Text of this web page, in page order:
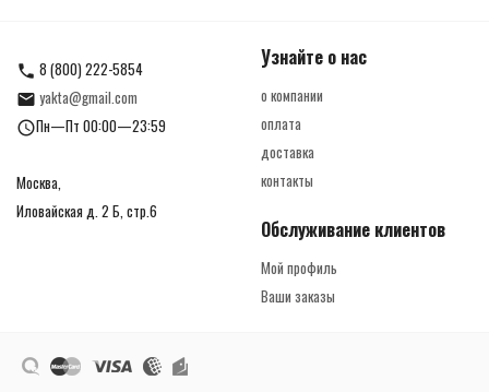
8 (800) 222-5854
yakta@gmail.com
Пн—Пт 00:00—23:59
Москва,
Иловайская д. 2 Б, стр.6
Узнайте о нас
о компании
оплата
доставка
контакты
Обслуживание клиентов
Мой профиль
Ваши заказы